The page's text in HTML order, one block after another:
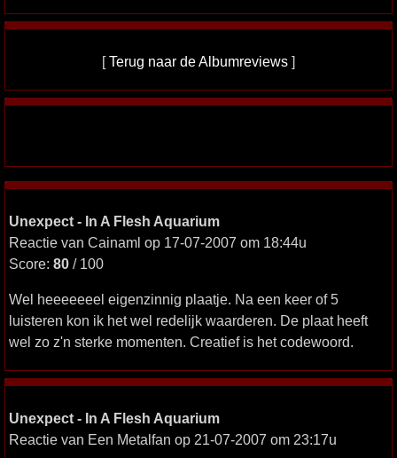
[Terug naar de Albumreviews ]
Unexpect - In A Flesh Aquarium
Reactie van Cainaml op 17-07-2007 om 18:44u
Score: 80 / 100
Wel heeeeeeel eigenzinnig plaatje. Na een keer of 5
luisteren kon ik het wel redelijk waarderen. De plaat heeft
wel zo z'n sterke momenten. Creatief is het codewoord.
Unexpect - In A Flesh Aquarium
Reactie van Een Metalfan op 21-07-2007 om 23:17u